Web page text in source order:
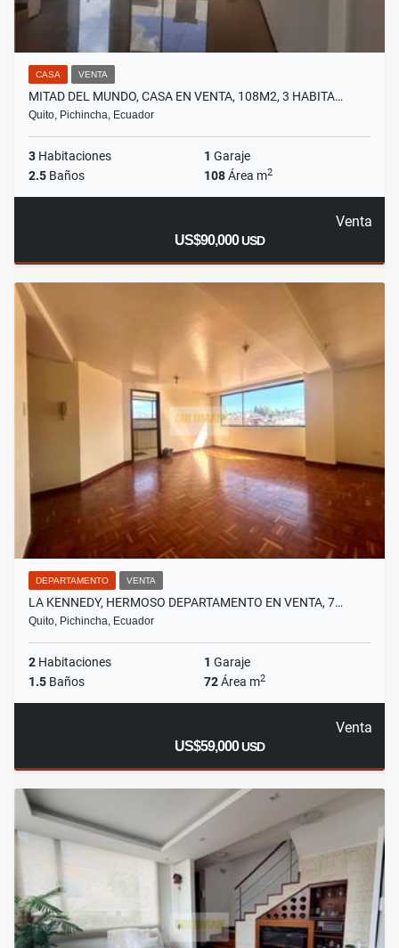
CASA VENTA
MITAD DEL MUNDO, CASA EN VENTA, 108M2, 3 HABITA…
Quito, Pichincha, Ecuador
3 Habitaciones 1 Garaje
2.5 Baños 108Área m2
Venta
US$90,000USD
DEPARTAMENTO VENTA
LA KENNEDY, HERMOSO DEPARTAMENTO EN VENTA, 7…
Quito, Pichincha, Ecuador
2 Habitaciones 1 Garaje
1.5 Baños 72Área m2
Venta
US$59,000USD